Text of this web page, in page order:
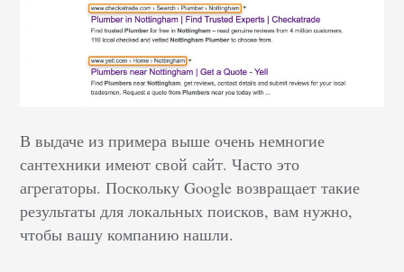
В выдаче из примера выше очень немногие
сантехники имеют свой сайт. Часто это
агрегаторы. Поскольку Google возвращает такие
результаты для локальных поисков, вам нужно,
чтобы вашу компанию нашли.